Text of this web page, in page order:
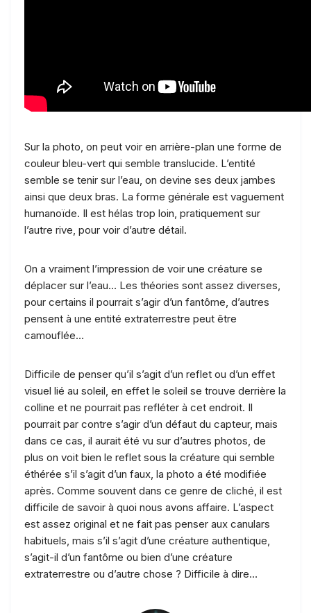
Sur la photo, on peut voir en arrière-plan une forme de
couleur bleu-vert qui semble translucide. L’entité
semble se tenir sur l’eau, on devine ses deux jambes
ainsi que deux bras. La forme générale est vaguement
humanoïde. Il est hélas trop loin, pratiquement sur
l’autre rive, pour voir d’autre détail.
On a vraiment l’impression de voir une créature se
déplacer sur l’eau… Les théories sont assez diverses,
pour certains il pourrait s’agir d’un fantôme, d’autres
pensent à une entité extraterrestre peut être
camouflée…
Difficile de penser qu’il s’agit d’un reflet ou d’un effet
visuel lié au soleil, en effet le soleil se trouve derrière la
colline et ne pourrait pas refléter à cet endroit. Il
pourrait par contre s’agir d’un défaut du capteur, mais
dans ce cas, il aurait été vu sur d’autres photos, de
plus on voit bien le reflet sous la créature qui semble
éthérée s’il s’agit d’un faux, la photo a été modifiée
après. Comme souvent dans ce genre de cliché, il est
difficile de savoir à quoi nous avons affaire. L’aspect
est assez original et ne fait pas penser aux canulars
habituels, mais s’il s’agit d’une créature authentique,
s’agit-il d’un fantôme ou bien d’une créature
extraterrestre ou d’autre chose ? Difficile à dire…